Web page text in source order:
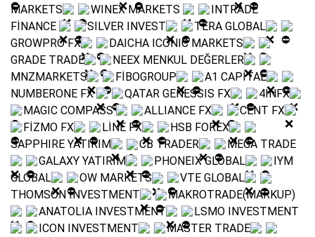
MARKETS
WINEX MARKETS
INTRADE
FİNANCE
SILVER INVEST
TERA GLOBAL
GROWPRO FX
DAICHA ICONIC MARKETS
GRADE TRADE
NEEX MENKUL DEĞERLER
MNZMARKETS
FİBOGROUP
A1 CAPİTAL
NUMBERONE FX
QATAR GENESSIS FX
4INFX
MAGIC COMPASS
ALLIANCE FX
CENT FX
FİZMO FX
LİNE FX
HSB FOREX
SAPPHIRE YATIRIM
CB TRADER
MEGA TRADE
GALAXY YATIRIM
PHONEIX GLOBAL
IYM
GLOBAL
OW MARKETS
VTE GLOBAL
THOMSON INVESTMENT
MAKROTRADE(MARKUP)
ANATOLIA INVESTMENT
LSMO INVESTMENT
ICON INVESTMENT
MASTER TRADE